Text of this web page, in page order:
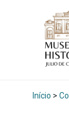
Início >